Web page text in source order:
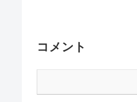
コメント